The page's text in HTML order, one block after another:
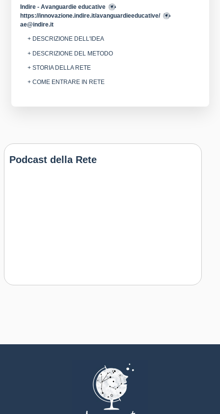
Indire - Avanguardie educative
https://innovazione.indire.it/avanguardieeducative/
ae@indire.it
+ DESCRIZIONE DELL'IDEA
+ DESCRIZIONE DEL METODO
+ STORIA DELLA RETE
+ COME ENTRARE IN RETE
Podcast della Rete